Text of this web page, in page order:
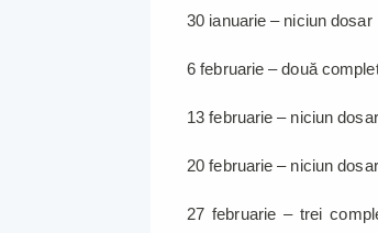
30 ianuarie – niciun dosar
6 februarie – două
13 februarie – niciun dosar
20 februarie – niciun
27 februarie – trei